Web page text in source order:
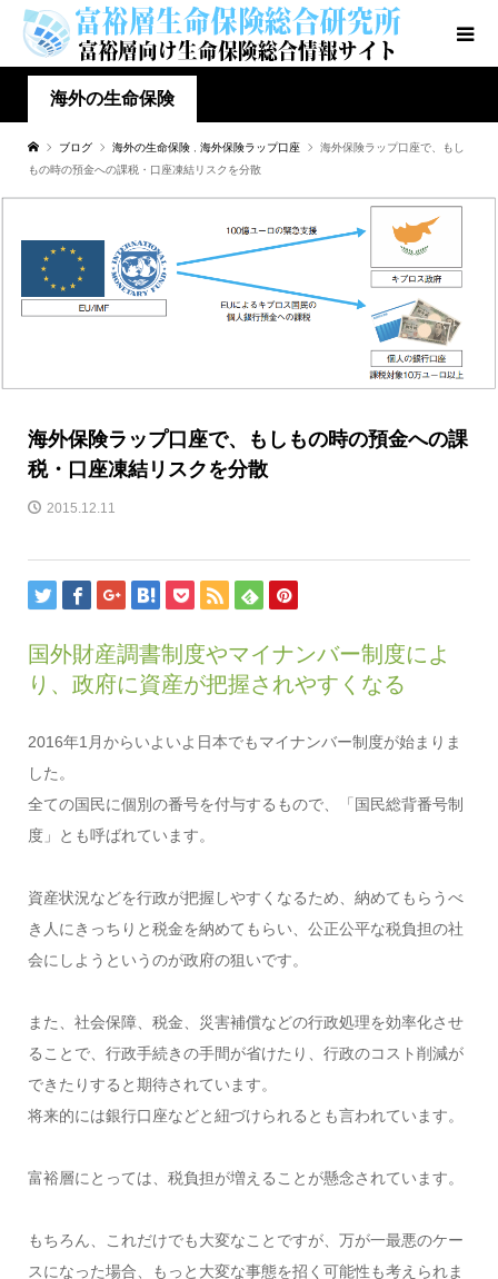
海外の生命保険
ブログ 海外の生命保険 海外保険ラップ口座
海外保険ラップ口座で、もし
もの時の預金への課税・口座凍結リスクを分散
海外保険ラップ口座で、もしもの時の預金への課
税・口座凍結リスクを分散
2015.12.11
国外財産調書制度やマイナンバー制度によ
り、政府に資産が把握されやすくなる
2016年1月からいよいよ日本でもマイナンバー制度が始まりま
した。
全ての国民に個別の番号を付与するもので、「国民総背番号制
度」とも呼ばれています。
資産状況などを行政が把握しやすくなるため、納めてもらうべ
き人にきっちりと税金を納めてもらい、公正公平な税負担の社
会にしようというのが政府の狙いです。
また、社会保障、税金、災害補償などの行政処理を効率化させ
ることで、行政手続きの手間が省けたり、行政のコスト削減が
できたりすると期待されています。
将来的には銀行口座などと紐づけられるとも言われています。
富裕層にとっては、税負担が増えることが懸念されています。
もちろん、これだけでも大変なことですが、万が一最悪のケー
スになった場合、もっと大変な事態を招く可能性も考えられま